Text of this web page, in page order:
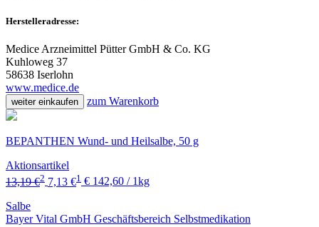
Herstelleradresse:
Medice Arzneimittel Pütter GmbH & Co. KG
Kuhloweg 37
58638 Iserlohn
www.medice.de
weiter einkaufen zum Warenkorb
BEPANTHEN Wund- und Heilsalbe, 50 g
Aktionsartikel
13,19 €2 7,13 €1 € 142,60 / 1kg
Salbe
Bayer Vital GmbH Geschäftsbereich Selbstmedikation